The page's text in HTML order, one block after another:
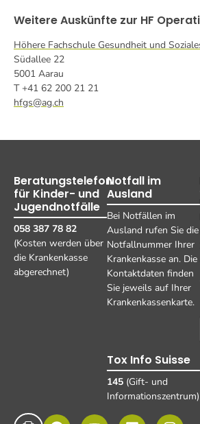
Weitere Auskünfte zur HF
Höhere Fachschule Gesundheit und
Südallee 22
5001 Aarau
T +41 62 200 21 21
hfgs@ag.ch
Beratungstelefon
für Kinder- und
Jugendnotfälle
058 387 78 82
(Kosten werden über
die Krankenkasse
abgerechnet)
Notfall im
Ausland
Bei Notfällen im
Ausland rufen Sie die
Notfallnummer Ihrer
Krankenkasse an. Die
Kontaktdaten finden
Sie jeweils auf Ihrer
Krankenkassenkarte.
Tox Info Suisse
145 (Gift- und
Informationszentrum)